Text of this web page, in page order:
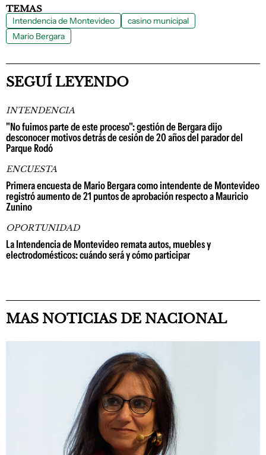
TEMAS
Intendencia de Montevideo
casino municipal
Mario Bergara
SEGUÍ LEYENDO
INTENDENCIA
"No fuimos parte de este proceso": gestión de Bergara dijo
desconocer motivos detrás de cesión de 20 años del parador del
Parque Rodó
ENCUESTA
Primera encuesta de Mario Bergara como intendente de Montevideo
registró aumento de 21 puntos de aprobación respecto a Mauricio
Zunino
OPORTUNIDAD
La Intendencia de Montevideo remata autos, muebles y
electrodomésticos: cuándo será y cómo participar
MAS NOTICIAS DE NACIONAL